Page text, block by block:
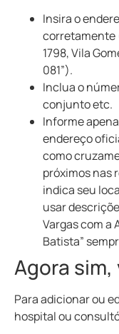
Insira o
corretamente
1798, Vila
081”).
Inclua o
conjunto etc.
Informe
endereço
como
próximos nas
indica seu
usar
Vargas com a
Batista”
Agora sim,
Para adicionar ou
hospital ou